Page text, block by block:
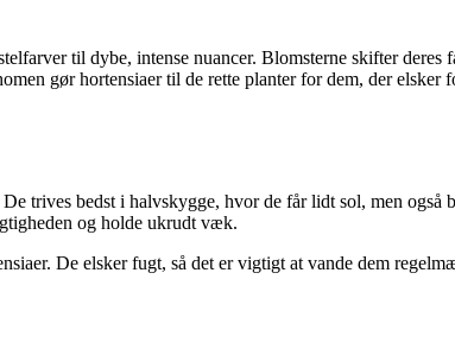
til dybe, intense nuancer. Blomsterne skifter
gør hortensiaer til de rette planter for dem, der
trives bedst i halvskygge, hvor de får lidt sol, men
og holde ukrudt væk.
De elsker fugt, så det er vigtigt at vande dem